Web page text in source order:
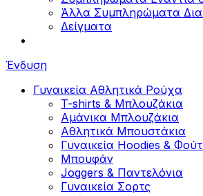
Άλλα Συμπληρώματα
Δείγματα
Ένδυση
Γυναικεία Αθλητικά Ρούχα
T-shirts & Μπλουζάκια
Αμάνικα Μπλουζάκια
Aθλητικά Μπουστάκια
Γυναικεία Hoodies &
Μπουφάν
Joggers & Παντελόνια
Γυναικεία Σορτς